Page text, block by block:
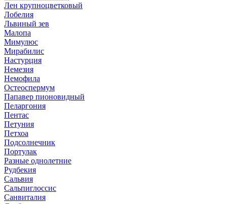
Лен крупноцветковый
Лобелия
Львиный зев
Малопа
Мимулюс
Мирабилис
Настурция
Немезия
Немофила
Остеоспермум
Папавер пионовидный
Пеларгония
Пентас
Петуния
Петхоа
Подсолнечник
Портулак
Разные однолетние
Рудбекия
Сальвия
Сальпиглоссис
Санвиталия